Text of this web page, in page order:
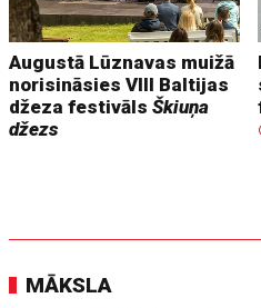
Augustā Lūznavas muižā
norisināsies VIII Baltijas
džeza festivālsŠkiuņa
džezs
MĀKSLA